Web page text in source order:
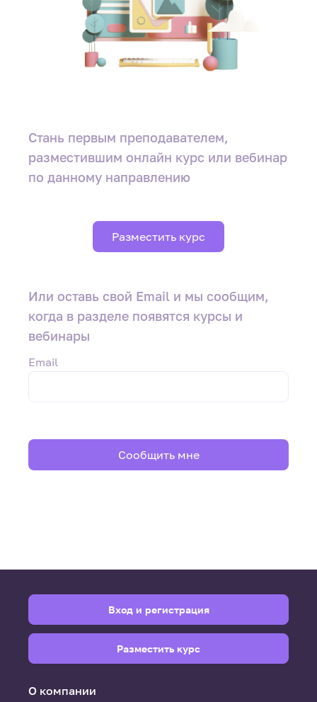
Стань первым преподавателем,
разместившим онлайн курс или вебинар
по данному направлению
Разместить курс
Или оставь свой Email и мы сообщим,
когда в разделе появятся курсы и
вебинары
Email
Сообщить мне
О компании
Вход и регистрация
Разместить курс